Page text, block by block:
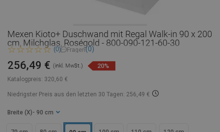
Mexen Kioto+ Duschwand mit Regal Walk-in 90 x 200
cm, Milchglas, Roségold - 800-090-121-60-30
(0) Fragen(0)
Katalogpreis: 320,60 €
256,49 € (inkl. MwSt.) 20%
Niedrigster Preis aus den letzten 30 Tagen: 256,49 €
Breite (X) - 90 cm